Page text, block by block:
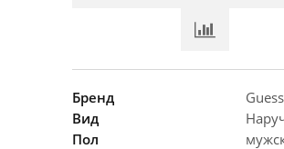
Бренд
Guess
Вид
Пол